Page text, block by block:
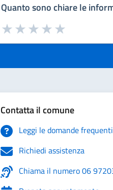
Quanto sono chiare le
Valuta da 1 a 5 stelle la pagina
Valuta 5 stelle
Valuta 4 stelle su 5
Valuta 3 stelle su 5
Valuta 2 stelle su 5
Valuta 1 stelle su 5
Contatta il comune
Leggi le domande frequenti
Richiedi assistenza
Chiama il numero 06